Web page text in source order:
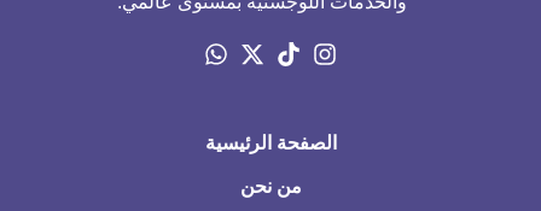
الصفحة الرئيسية
من نحن